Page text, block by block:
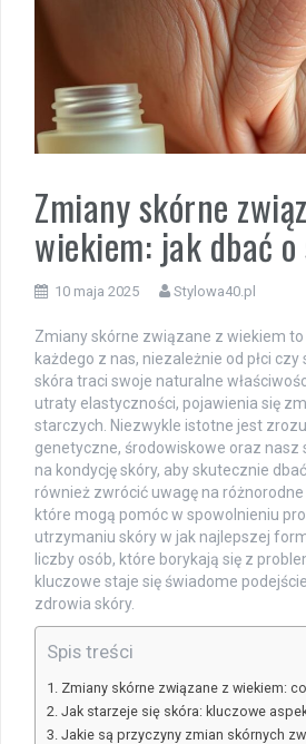
Zmiany skórne
wiekiem: jak dbać
10 maja 2025 Stylowa40.pl
Zmiany skórne związane z wiekiem
każdego z nas, niezależnie od płci
skóra traci swoje naturalne
utraty elastyczności, pojawienia się
starczych. Niezwykle istotne jest
genetyczne, środowiskowe oraz nasz
na kondycję skóry, aby skutecznie
również zwrócić uwagę na
które mogą pomóc w spowolnieniu
utrzymaniu skóry w jak najlepszej
liczby osób, które borykają się z
kluczowe staje się świadome
zdrowia skóry.
Spis treści
Zmiany skórne związane z wiekiem:
Jak starzeje się skóra: kluczowe
Jakie są przyczyny zmian skórnych